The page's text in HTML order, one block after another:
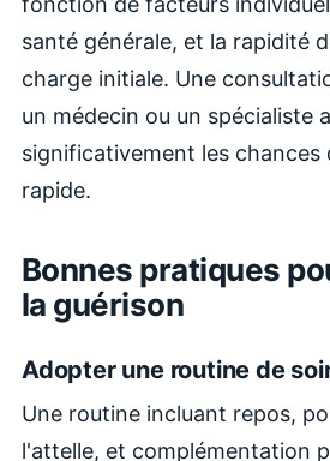
santé générale, et la rapidité
charge initiale. Une
un médecin ou un spécialiste
significativement les chances
rapide.
Bonnes pratiques
la guérison
Adopter une routine de
Une routine incluant repos,
l'attelle, et complémentation